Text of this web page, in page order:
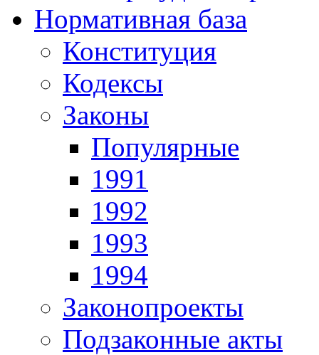
Нормативная база
Конституция
Кодексы
Законы
Популярные
1991
1992
1993
1994
Законопроекты
Подзаконные акты